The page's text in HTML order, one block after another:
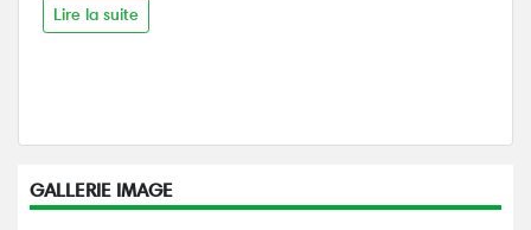
Lire la suite
GALLERIE IMAGE